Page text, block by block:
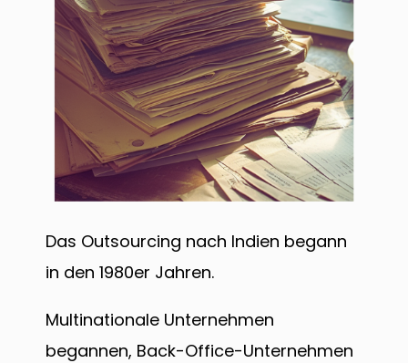
Das Outsourcing nach Indien begann
in den 1980er Jahren.
Multinationale Unternehmen
begannen, Back-Office-Unternehmen